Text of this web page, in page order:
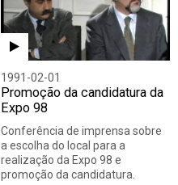
1991-02-01
Promoção da candidatura da
Expo 98
Conferência de imprensa sobre
a escolha do local para a
realização da Expo 98 e
promoção da candidatura.